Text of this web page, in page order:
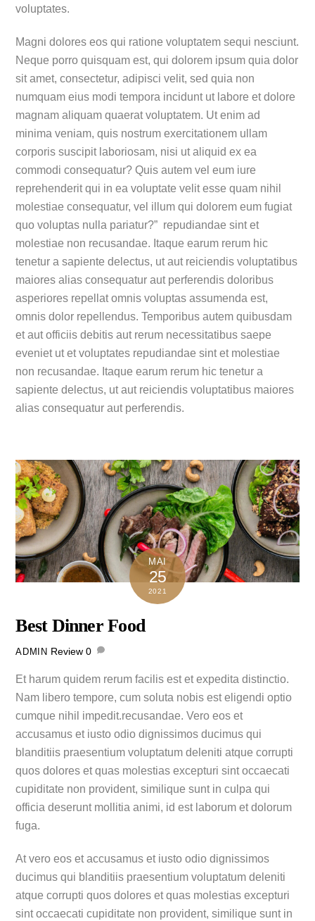
voluptates.
Magni dolores eos qui ratione voluptatem sequi nesciunt.
Neque porro quisquam est, qui dolorem ipsum quia dolor
sit amet, consectetur, adipisci velit, sed quia non
numquam eius modi tempora incidunt ut labore et dolore
magnam aliquam quaerat voluptatem. Ut enim ad
minima veniam, quis nostrum exercitationem ullam
corporis suscipit laboriosam, nisi ut aliquid ex ea
commodi consequatur? Quis autem vel eum iure
reprehenderit qui in ea voluptate velit esse quam nihil
molestiae consequatur, vel illum qui dolorem eum fugiat
quo voluptas nulla pariatur?” repudiandae sint et
molestiae non recusandae. Itaque earum rerum hic
tenetur a sapiente delectus, ut aut reiciendis voluptatibus
maiores alias consequatur aut perferendis doloribus
asperiores repellat omnis voluptas assumenda est,
omnis dolor repellendus. Temporibus autem quibusdam
et aut officiis debitis aut rerum necessitatibus saepe
eveniet ut et voluptates repudiandae sint et molestiae
non recusandae. Itaque earum rerum hic tenetur a
sapiente delectus, ut aut reiciendis voluptatibus maiores
alias consequatur aut perferendis.
MAI
25
2021
Best Dinner Food
ADMIN Review 0
Et harum quidem rerum facilis est et expedita distinctio.
Nam libero tempore, cum soluta nobis est eligendi optio
cumque nihil impedit.recusandae. Vero eos et
accusamus et iusto odio dignissimos ducimus qui
blanditiis praesentium voluptatum deleniti atque corrupti
quos dolores et quas molestias excepturi sint occaecati
cupiditate non provident, similique sunt in culpa qui
officia deserunt mollitia animi, id est laborum et dolorum
fuga.
At vero eos et accusamus et iusto odio dignissimos
ducimus qui blanditiis praesentium voluptatum deleniti
atque corrupti quos dolores et quas molestias excepturi
sint occaecati cupiditate non provident, similique sunt in